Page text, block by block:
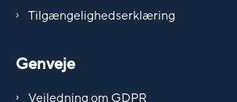
Tilgængelighedserklæring
Genveje
Vejledning om GDPR